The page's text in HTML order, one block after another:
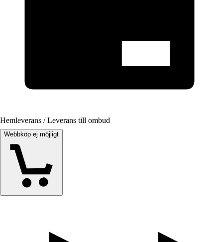
Hemleverans / Leverans till ombud
Webbköp ej möjligt